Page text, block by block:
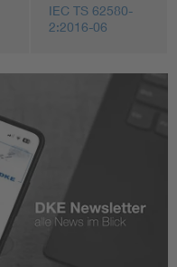
IEC TS 62580-
2:2016-06